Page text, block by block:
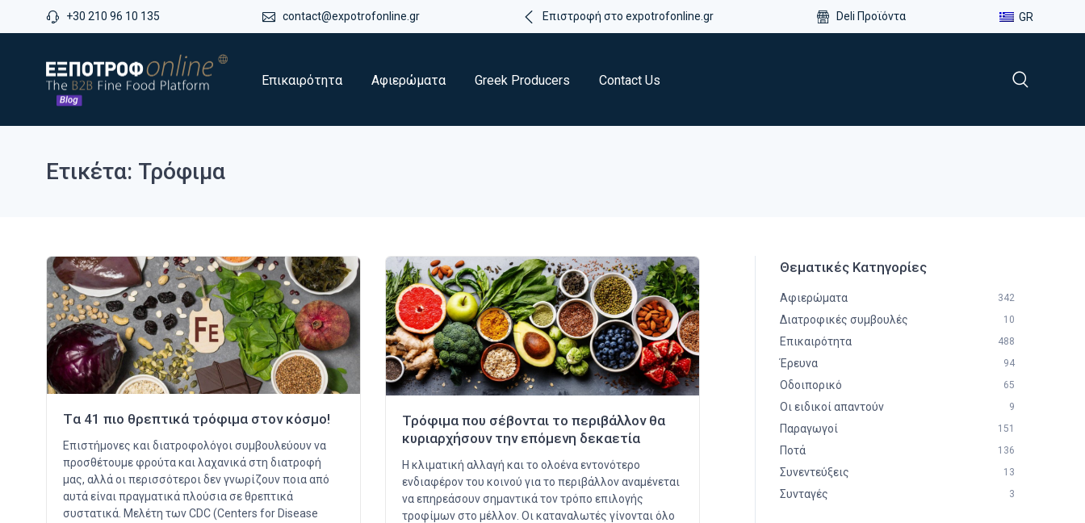
+30 210 96 10 135 contact@expotrofonline.gr Επιστροφή στο expotrofonline.gr Deli Προϊόντα GR
Επικαιρότητα Αφιερώματα Greek Producers Contact Us
Ετικέτα: Τρόφιμα
Tα 41 πιο θρεπτικά τρόφιμα στον κόσμο!
Επιστήμονες και διατροφολόγοι συμβουλεύουν να
προσθέτουμε φρούτα και λαχανικά στη διατροφή
μας, αλλά οι περισσότεροι δεν γνωρίζουν ποια από
αυτά είναι πραγματικά πλούσια σε θρεπτικά
συστατικά. Μελέτη των CDC (Centers for Disease
Τρόφιμα που σέβονται το περιβάλλον θα
κυριαρχήσουν την επόμενη δεκαετία
Η κλιματική αλλαγή και το ολοένα εντονότερο
ενδιαφέρον του κοινού για το περιβάλλον αναμένεται
να επηρεάσουν σημαντικά τον τρόπο επιλογής
τροφίμων στο μέλλον. Οι καταναλωτές γίνονται όλο
Θεματικές Κατηγορίες
Αφιερώματα 342
Διατροφικές συμβουλές 10
Επικαιρότητα 488
Έρευνα 94
Οδοιπορικό 65
Οι ειδικοί απαντούν 9
Παραγωγοί 151
Ποτά 136
Συνεντεύξεις 13
Συνταγές 3